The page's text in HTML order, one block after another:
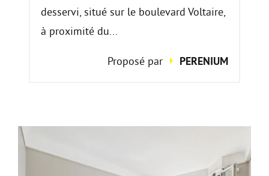
desservi, situé sur le boulevard Voltaire,
à proximité du...
Proposé par PERENIUM